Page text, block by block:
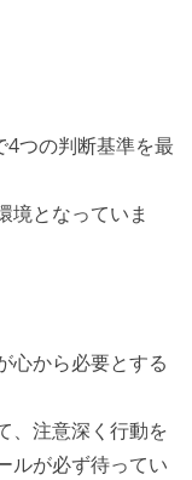
つの判断基準を最
境となっていま
心から必要とする
、注意深く行動を
ルが必ず待ってい